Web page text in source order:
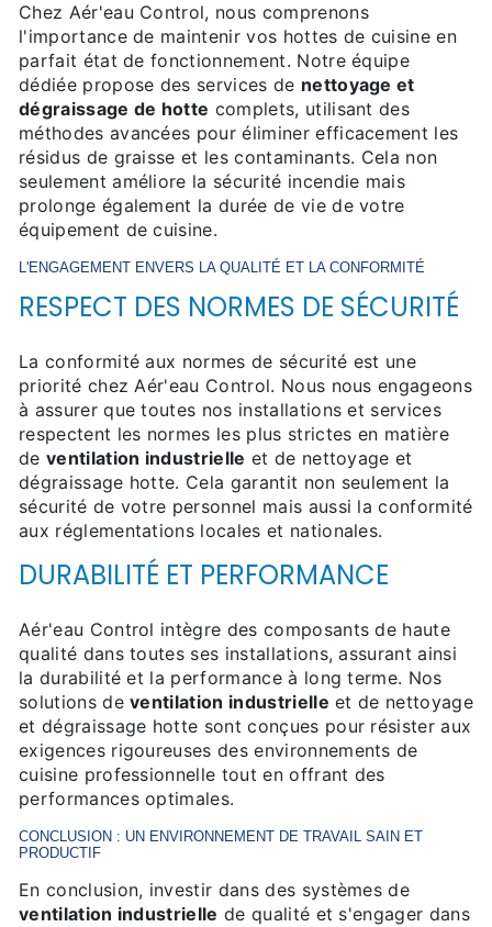
Chez Aér'eau Control, nous comprenons
l'importance de maintenir vos hottes de cuisine en
parfait état de fonctionnement. Notre équipe
dédiée propose des services de nettoyage et
dégraissage de hotte complets, utilisant des
méthodes avancées pour éliminer efficacement les
résidus de graisse et les contaminants. Cela non
seulement améliore la sécurité incendie mais
prolonge également la durée de vie de votre
équipement de cuisine.
L'ENGAGEMENT ENVERS LA QUALITÉ ET LA CONFORMITÉ
RESPECT DES NORMES DE SÉCURITÉ
La conformité aux normes de sécurité est une
priorité chez Aér'eau Control. Nous nous engageons
à assurer que toutes nos installations et services
respectent les normes les plus strictes en matière
de ventilation industrielle et de nettoyage et
dégraissage hotte. Cela garantit non seulement la
sécurité de votre personnel mais aussi la conformité
aux réglementations locales et nationales.
DURABILITÉ ET PERFORMANCE
Aér'eau Control intègre des composants de haute
qualité dans toutes ses installations, assurant ainsi
la durabilité et la performance à long terme. Nos
solutions deventilation industrielle et de nettoyage
et dégraissage hotte sont conçues pour résister aux
exigences rigoureuses des environnements de
cuisine professionnelle tout en offrant des
performances optimales.
CONCLUSION : UN ENVIRONNEMENT DE TRAVAIL SAIN ET
PRODUCTIF
En conclusion, investir dans des systèmes de
ventilation industrielle de qualité et s'engager dans